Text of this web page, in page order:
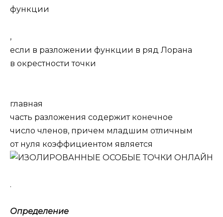
функции
,
если в разложении функции в ряд Лорана
в окрестности точки
главная
часть разложения содержит конечное
число членов, причем младшим отличным
от нуля коэффициентом является
.
Определение